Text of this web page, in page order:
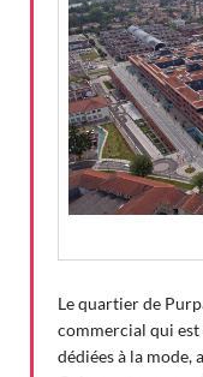
Le quartier de
commercial qui est
dédiées à la mode,